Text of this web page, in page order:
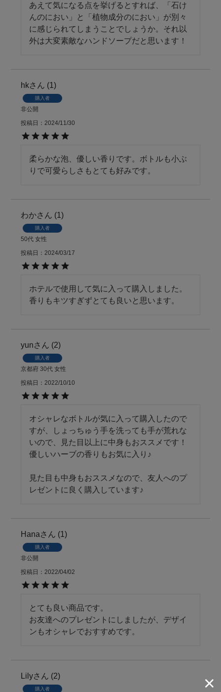
あえて気になる点を挙げるとすれば、「石け
んのにおい」と「植物成分のにおい」が別々
に感じられてしまうことでしょうか。それ以
外は大変素敵なハンドソープだと思います！
hk 1
購入者
非公開
投稿日
2024/11/30
柔らかな泡、優しい香りです。ボトルも小ぶ
りで可愛らしさもとても好みです。
わか 1
購入者
50代 女性
投稿日
2024/03/17
ホテルで使用して気に入って購入しました。
香りもキツすぎずとても良いと思います。
yun 2
購入者
京都府 30代 女性
投稿日
2022/10/10
オシャレなボトルが気に入って購入したので
すが、しょっちゅう手を洗っても手が荒れな
いので、見た目以上に中身もおススメです！
優しいハーブの香りもお気に入り♪
見た目も中身もおススメなので、友人へのプ
レゼントに良く購入しています♪
Hana 1
購入者
非公開
投稿日
2022/04/02
とても良い商品です。
お友達へのプレゼントにしましたが、デザイ
ンもオシャレでおすすめです。
Lily 2
購入者